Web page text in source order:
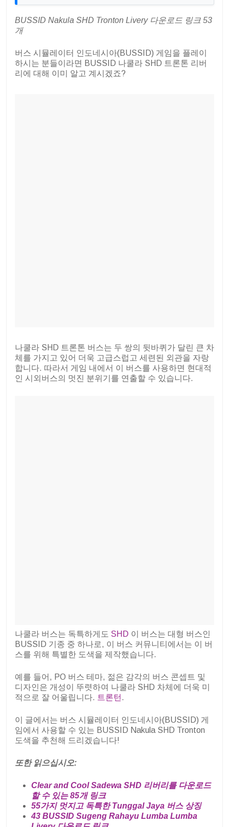
BUSSID Nakula SHD Tronton Livery 다운로드 링크 53
개
버스 시뮬레이터 인도네시아(BUSSID) 게임을 플레이
하시는 분들이라면 BUSSID 나쿨라 SHD 트론톤 리버
리에 대해 이미 알고 계시겠죠?
나쿨라 SHD 트론톤 버스는 두 쌍의 뒷바퀴가 달린 큰 차
체를 가지고 있어 더욱 고급스럽고 세련된 외관을 자랑
합니다. 따라서 게임 내에서 이 버스를 사용하면 현대적
인 시외버스의 멋진 분위기를 연출할 수 있습니다.
나쿨라 버스는 독특하게도 SHD 이 버스는 대형 버스인
BUSSID 기종 중 하나로, 이 버스 커뮤니티에서는 이 버
스를 위해 특별한 도색을 제작했습니다.
예를 들어, PO 버스 테마, 젊은 감각의 버스 콘셉트 및
디자인은 개성이 뚜렷하여 나쿨라 SHD 차체에 더욱 미
적으로 잘 어울립니다. 트론턴 .
이 글에서는 버스 시뮬레이터 인도네시아(BUSSID) 게
임에서 사용할 수 있는 BUSSID Nakula SHD Tronton
도색을 추천해 드리겠습니다!
또한 읽으십시오:
Clear and Cool Sadewa SHD 리버리를 다운로드
할 수 있는 85개 링크
55가지 멋지고 독특한 Tunggal Jaya 버스 상징
43 BUSSID Sugeng Rahayu Lumba Lumba